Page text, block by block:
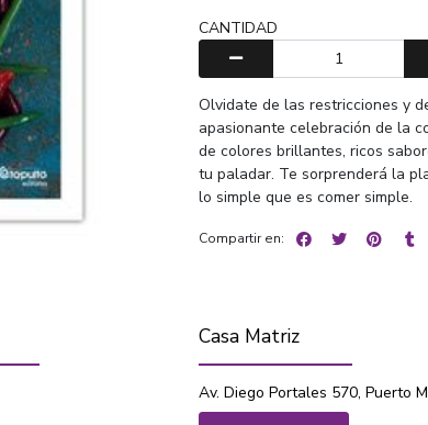
CANTIDAD
Olvidate de las restricciones y
apasionante celebración de la
de colores brillantes, ricos
tu paladar. Te sorprenderá la
lo simple que es comer simple.
Compartir en:
Casa Matriz
Av. Diego Portales 570, Puerto